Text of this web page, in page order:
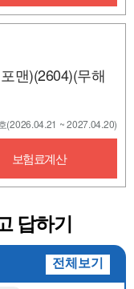
맨)(2604)(무해
(2026.04.21 ~ 2027.04.20)
보험료계산